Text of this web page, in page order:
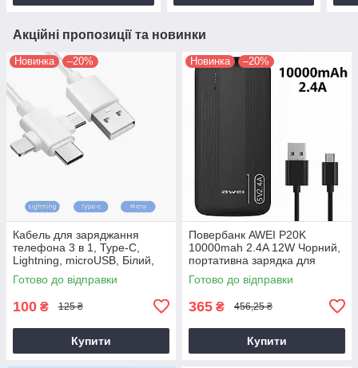
Акційні пропозиції та новинки
Новинка –20%
Кабель для заряджання
телефона 3 в 1, Type-C,
Lightning, microUSB, Білий,
140 см, універсальний
кабель для заряджання
Готово до відправки
100 ₴ 125 ₴
Купити
Новинка –20%
Повербанк AWEI P20K
10000mah 2.4A 12W Чорний,
портативна зарядка для
телефона, зовнішній
акумулятор power bank
Готово до відправки
365 ₴ 456,25 ₴
Купити